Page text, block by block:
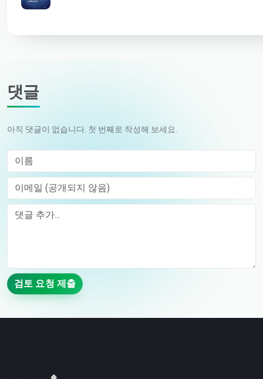
댓글
아직 댓글이 없습니다. 첫 번째로 작성해 보세요.
이름
이메일 (공개되지 않음)
Comment
검토 요청 제출